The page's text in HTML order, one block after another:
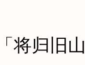
归旧山